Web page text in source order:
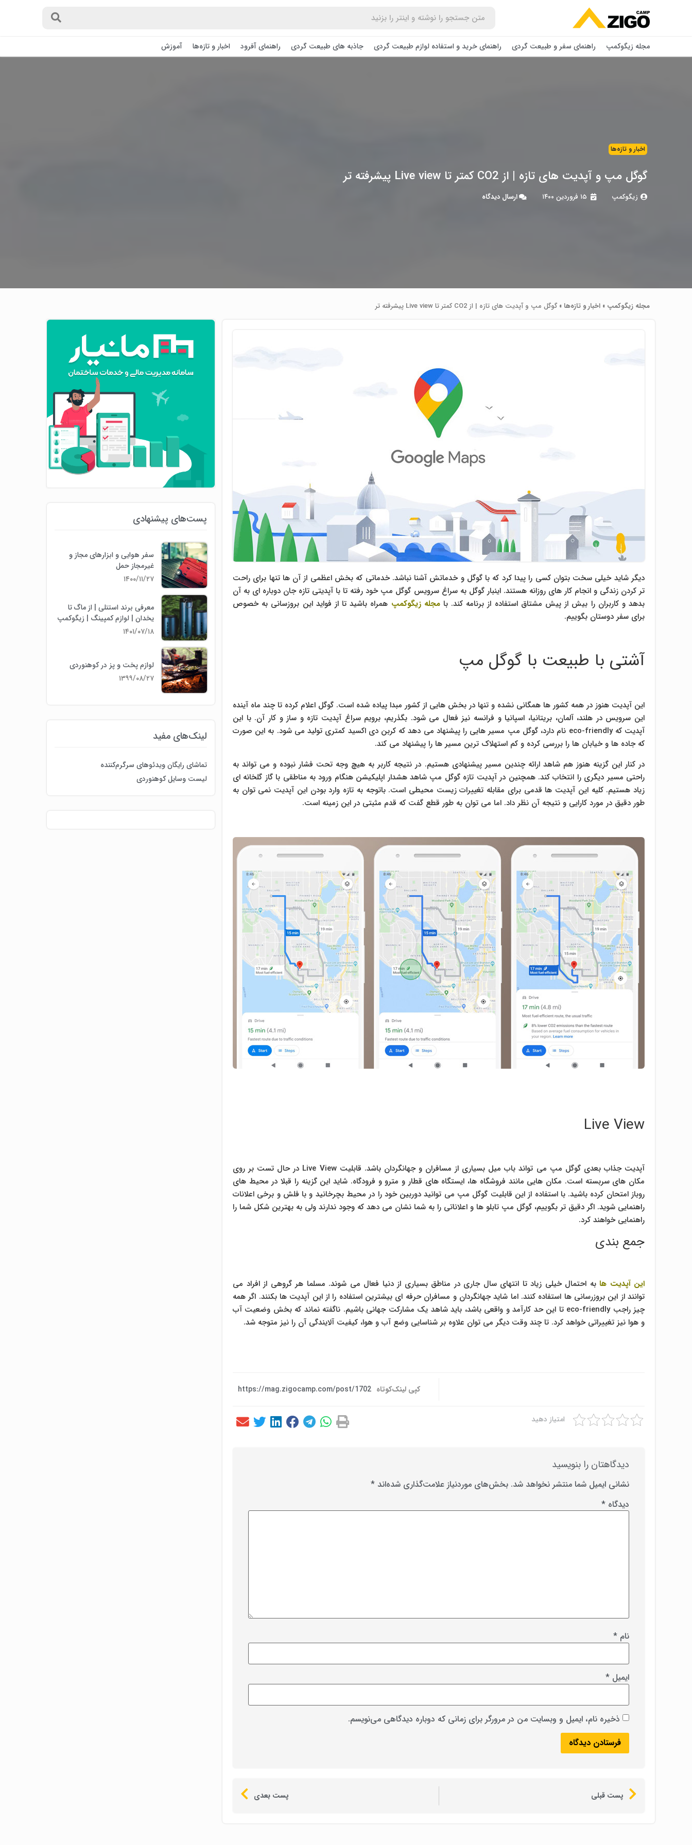
مجله زیگوکمپ راهنمای سفر و طبیعت گردی راهنمای خرید و استفاده لوازم طبیعت ‌گردی جاذبه های طبیعت گردی راهنمای آفرود اخبار و تازه‌ها آموزش
اخبار و تازه‌ها
گوگل مپ و آپدیت های تازه | از CO2 کمتر تا Live view پیشرفته تر
زیگوکمپ ۱۵ فروردین ۱۴۰۰ ارسال دیدگاه
مجله زیگوکمپ » اخبار و تازه‌ها » گوگل مپ و آپدیت های تازه | از CO2 کمتر تا Live view پیشرفته تر
دیگر شاید خیلی سخت بتوان کسی را پیدا کرد که با گوگل و خدماتش آشنا نباشد. خدماتی که بخش اعظمی از آن ها تنها برای راحت
تر کردن زندگی و انجام کار های روزانه هستند. اینبار گوگل به سراغ سرویس گوگل مپ خود رفته تا با آپدیتی تازه جان دوباره ای به آن
بدهد و کاربران را بیش از پیش مشتاق استفاده از برنامه کند. با مجله زیگوکمپ همراه باشید تا از فواید این بروزسانی به خصوص
برای سفر دوستان بگوییم.
آشتی با طبیعت با گوگل مپ
این آپدیت هنوز در همه کشور ها همگانی نشده و تنها در بخش هایی از کشور مبدا پیاده شده است. گوگل اعلام کرده تا چند ماه آینده
این سرویس در هلند، آلمان، بریتانیا، اسپانیا و فرانسه نیز فعال می شود. بگذریم، برویم سراغ آپدیت تازه و ساز و کار آن. با این
آپدیت که eco-friendly نام دارد، گوگل مپ مسیر هایی را پیشنهاد می دهد که کربن دی اکسید کمتری تولید می شود. به این صورت
که جاده ها و خیابان ها را بررسی کرده و کم استهلاک ترین مسیر ها را پیشنهاد می کند.
در کنار این گزینه هنوز هم شاهد ارائه چندین مسیر پیشنهادی هستیم. در نتیجه کاربر به هیچ وجه تحت فشار نبوده و می تواند به
راحتی مسیر دیگری را انتخاب کند. همچنین در آپدیت تازه گوگل مپ شاهد هشدار اپلیکیشن هنگام ورود به مناطقی با گاز گلخانه ای
زیاد هستیم. کلیه این آپدیت ها قدمی برای مقابله تغییرات زیست محیطی است. باتوجه به تازه وارد بودن این آپدیت نمی توان به
طور دقیق در مورد کارایی و نتیجه آن نظر داد. اما می توان به طور قطع گفت که قدم مثبتی در این زمینه است.
Live View
آپدیت جذاب بعدی گوگل مپ می تواند باب میل بسیاری از مسافران و جهانگردان باشد. قابلیت Live View در حال تست بر روی
مکان های سربسته است. مکان هایی مانند فروشگاه ها، ایستگاه های قطار و مترو و فرودگاه. شاید این گزینه را قبلا در محیط های
روباز امتحان کرده باشید. با استفاده از این قابلیت گوگل مپ می توانید دوربین خود را در محیط بچرخانید و با فلش و برخی اعلانات
راهنمایی شوید. اگر دقیق تر بگوییم، گوگل مپ تابلو ها و اعلاناتی را به شما نشان می دهد که وجود ندارند ولی به بهترین شکل شما را
راهنمایی خواهند کرد.
جمع بندی
این آپدیت ها به احتمال خیلی زیاد تا انتهای سال جاری در مناطق بسیاری از دنیا فعال می شوند. مسلما هر گروهی از افراد می
توانند از این بروزرسانی ها استفاده کنند. اما شاید جهانگردان و مسافران حرفه ای بیشترین استفاده را از این آپدیت ها بکنند. اگر همه
چیز راجب eco-friendly تا این حد کارآمد و واقعی باشد، باید شاهد یک مشارکت جهانی باشیم. ناگفته نماند که بخش وضعیت آب
و هوا نیز تغییراتی خواهد کرد. تا چند وقت دیگر می توان علاوه بر شناسایی وضع آب و هوا، کیفیت آلایندگی آن را نیز متوجه شد.
کپی لینک‌کوتاه https://mag.zigocamp.com/post/1702
امتیاز دهید
دیدگاهتان را بنویسید
نشانی ایمیل شما منتشر نخواهد شد. بخش‌های موردنیاز علامت‌گذاری شده‌اند *
دیدگاه *
نام *
ایمیل *
ذخیره نام، ایمیل و وبسایت من در مرورگر برای زمانی که دوباره دیدگاهی می‌نویسم.
پست قبلی پست بعدی
پست‌های پیشنهادی
سفر هوایی و ابزارهای مجاز و
غیرمجاز حمل
۱۴۰۰/۱۱/۲۷
معرفی برند استنلی | از ماگ تا
یخدان | لوازم کمپینگ | زیگوکمپ
۱۴۰۱/۰۷/۱۸
لوازم پخت و پز در کوهنوردی
۱۳۹۹/۰۸/۲۷
لینک‌های مفید
تماشای رایگان ویدئوهای سرگرم‌کننده
لیست وسایل کوهنوردی